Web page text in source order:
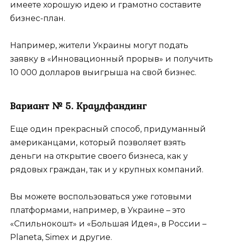
имеете хорошую идею и грамотно составите
бизнес-план.
Например, жители Украины могут подать
заявку в «Инновационный прорыв» и получить
10 000 долларов выигрыша на свой бизнес.
Вариант № 5. Краудфандинг
Еще один прекрасный способ, придуманный
американцами, который позволяет взять
деньги на открытие своего бизнеса, как у
рядовых граждан, так и у крупных компаний.
Вы можете воспользоваться уже готовыми
платформами, например, в Украине – это
«Спильнокошт» и «Большая Идея», в России –
Planeta, Simex и другие.